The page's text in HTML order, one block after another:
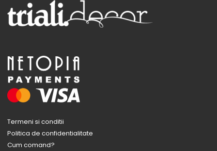
Termeni si conditii
Politica de confidentialitate
Cum comand?